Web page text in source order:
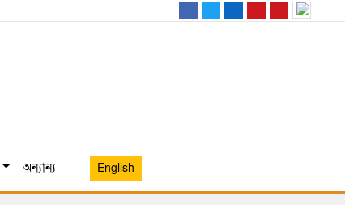
অন্যান্য English